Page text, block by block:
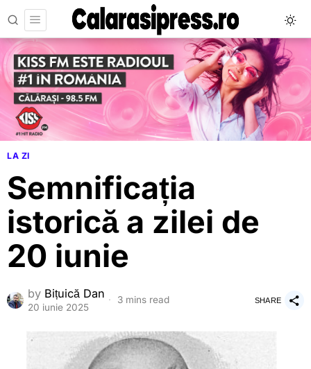
LA ZI
Semnificația
istorică a zilei de
20 iunie
by Bițuică Dan
20 iunie 2025
3 mins read SHARE